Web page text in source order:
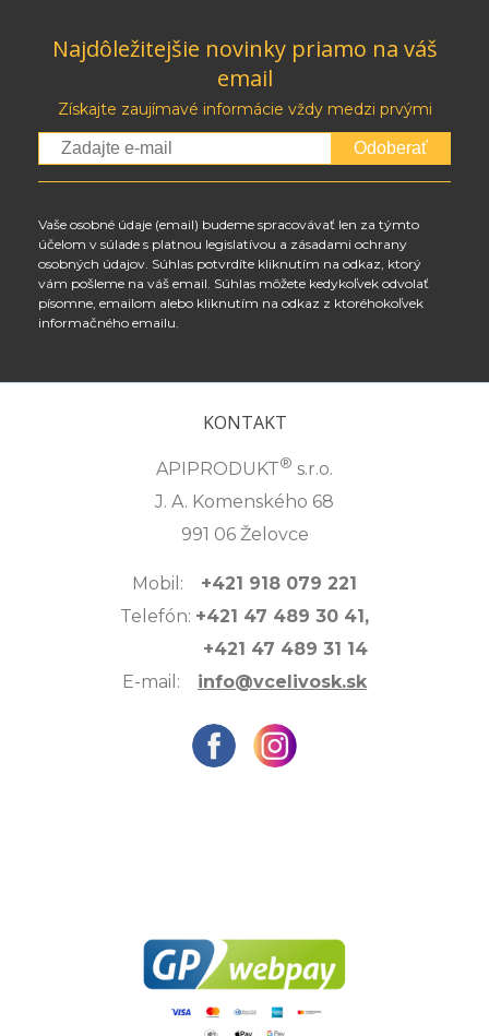
Najdôležitejšie novinky priamo na váš
email
Získajte zaujímavé informácie vždy medzi prvými
Odoberať
Vaše osobné údaje (email) budeme spracovávať len za týmto
účelom v súlade s platnou legislatívou a zásadami ochrany
osobných údajov. Súhlas potvrdíte kliknutím na odkaz, ktorý
vám pošleme na váš email. Súhlas môžete kedykoľvek odvolať
písomne, emailom alebo kliknutím na odkaz z ktoréhokoľvek
informačného emailu.
KONTAKT
APIPRODUKT® s.r.o.
J. A. Komenského 68
991 06 Želovce
Mobil: +421 918 079 221
Telefón: +421 47 489 30 41,
+421 47 489 31 14
E-mail: info@vcelivosk.sk